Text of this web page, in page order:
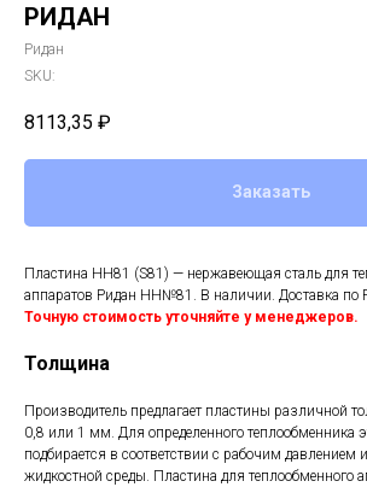
РИДАН
Ридан
SKU:
8113,35 ₽
Заказать
Пластина НН81 (S81) — нержавеющая сталь для
аппаратов Ридан НН№81. В наличии. Доставка по
Точную стоимость уточняйте у менеджеров.
Толщина
Производитель предлагает пластины различной
0,8 или 1 мм. Для определенного теплообменника
подбирается в соответствии с рабочим давлением
жидкостной среды. Пластина для теплообменного